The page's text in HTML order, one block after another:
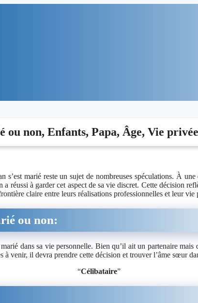
non, Enfants, Papa, Âge, Vie privée
marié reste un sujet de nombreuses spéculations. À
réussi à garder cet aspect de sa vie discret. Cette décision
claire entre leurs réalisations professionnelles et leur vie
ou non:
dans sa vie personnelle. Bien qu’il ait un partenaire mais
à venir, il devra prendre cette décision et trouver l’âme sœur
“Célibataire”